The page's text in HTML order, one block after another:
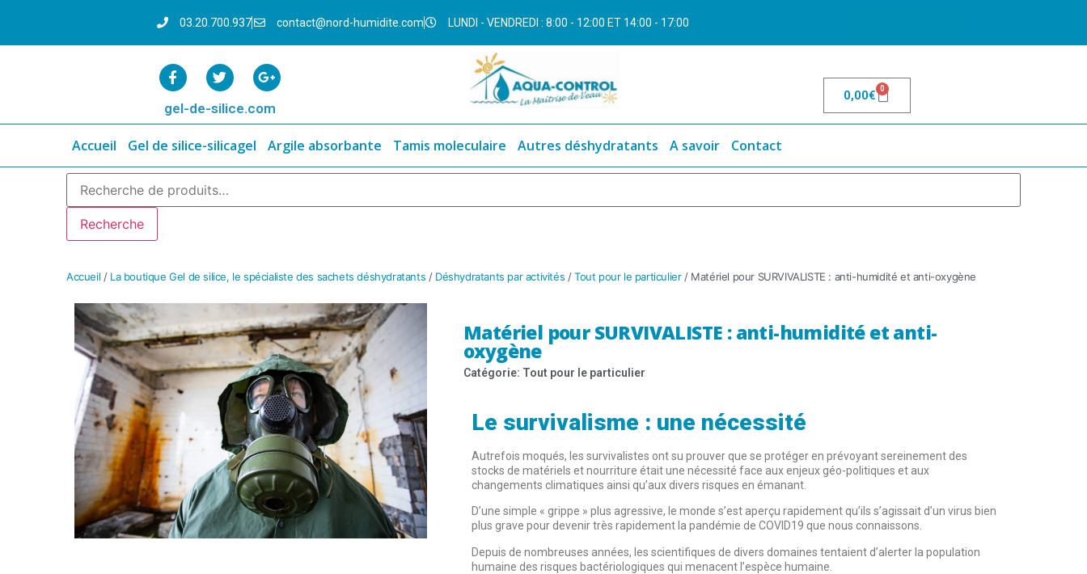
03.20.700.937 contact@nord-humidite.com LUNDI - VENDREDI : 8:00 - 12:00 ET 14:00 - 17:00
gel-de-silice.com
0,00€ 0
Accueil Gel de silice-silicagel Argile absorbante Tamis moleculaire Autres déshydratants A savoir Contact
Recherche
Accueil / La boutique Gel de silice, le spécialiste des sachets déshydratants / Déshydratants par activités /Tout pour le particulier/ Matériel pour SURVIVALISTE : anti-humidité et anti-oxygène
Matériel pour SURVIVALISTE : anti-humidité et anti-
oxygène
Catégorie: Tout pour le particulier
Le survivalisme : une nécessité
Autrefois moqués, les survivalistes ont su prouver que se protéger en prévoyant sereinement des
stocks de matériels et nourriture était une nécessité face aux enjeux géo-politiques et aux
changements climatiques ainsi qu’aux divers risques en émanant.
D’une simple « grippe » plus agressive, le monde s’est aperçu rapidement qu’ils s’agissait d’un virus bien
plus grave pour devenir très rapidement la pandémie de COVID19 que nous connaissons.
Depuis de nombreuses années, les scientifiques de divers domaines tentaient d’alerter la population
humaine des risques bactériologiques qui menacent l’espèce humaine.